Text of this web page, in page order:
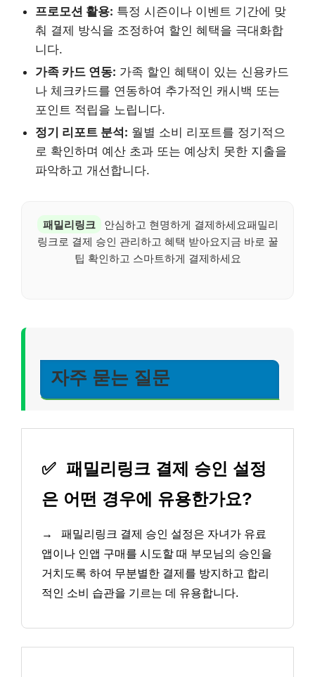
프로모션 활용: 특정 시즌이나 이벤트 기간에 맞
춰 결제 방식을 조정하여 할인 혜택을 극대화합
니다.
가족 카드 연동: 가족 할인 혜택이 있는 신용카드
나 체크카드를 연동하여 추가적인 캐시백 또는
포인트 적립을 노립니다.
정기 리포트 분석: 월별 소비 리포트를 정기적으
로 확인하며 예산 초과 또는 예상치 못한 지출을
파악하고 개선합니다.
패밀리링크
안심하고 현명하게 결제하세요패밀리
링크로 결제 승인 관리하고 혜택 받아요지금 바로 꿀
팁 확인하고 스마트하게 결제하세요
자주 묻는 질문
✅ 패밀리링크 결제 승인 설정
은 어떤 경우에 유용한가요?
→
패밀리링크 결제 승인 설정은 자녀가 유료
앱이나 인앱 구매를 시도할 때 부모님의 승인을
거치도록 하여 무분별한 결제를 방지하고 합리
적인 소비 습관을 기르는 데 유용합니다.